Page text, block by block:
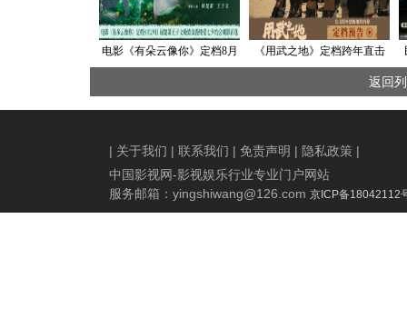
电影《有朵云像你》定档8月
子文跨越生死奇迹重逢
《用武之地》定档跨年直击
战乱暴行 肖央齐溪被绑架一
条命500万美金
返回
| 关于我们 | 联系我们 | 免责声明 | 隐私政策 |
中国影视网-影视娱乐行业专业门户网站
服务邮箱： yingshiwang@126.com 京ICP备18042112